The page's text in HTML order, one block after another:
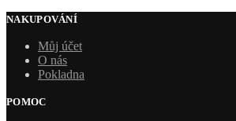
NAKUPOVÁNÍ
Můj účet
O nás
Pokladna
POMOC